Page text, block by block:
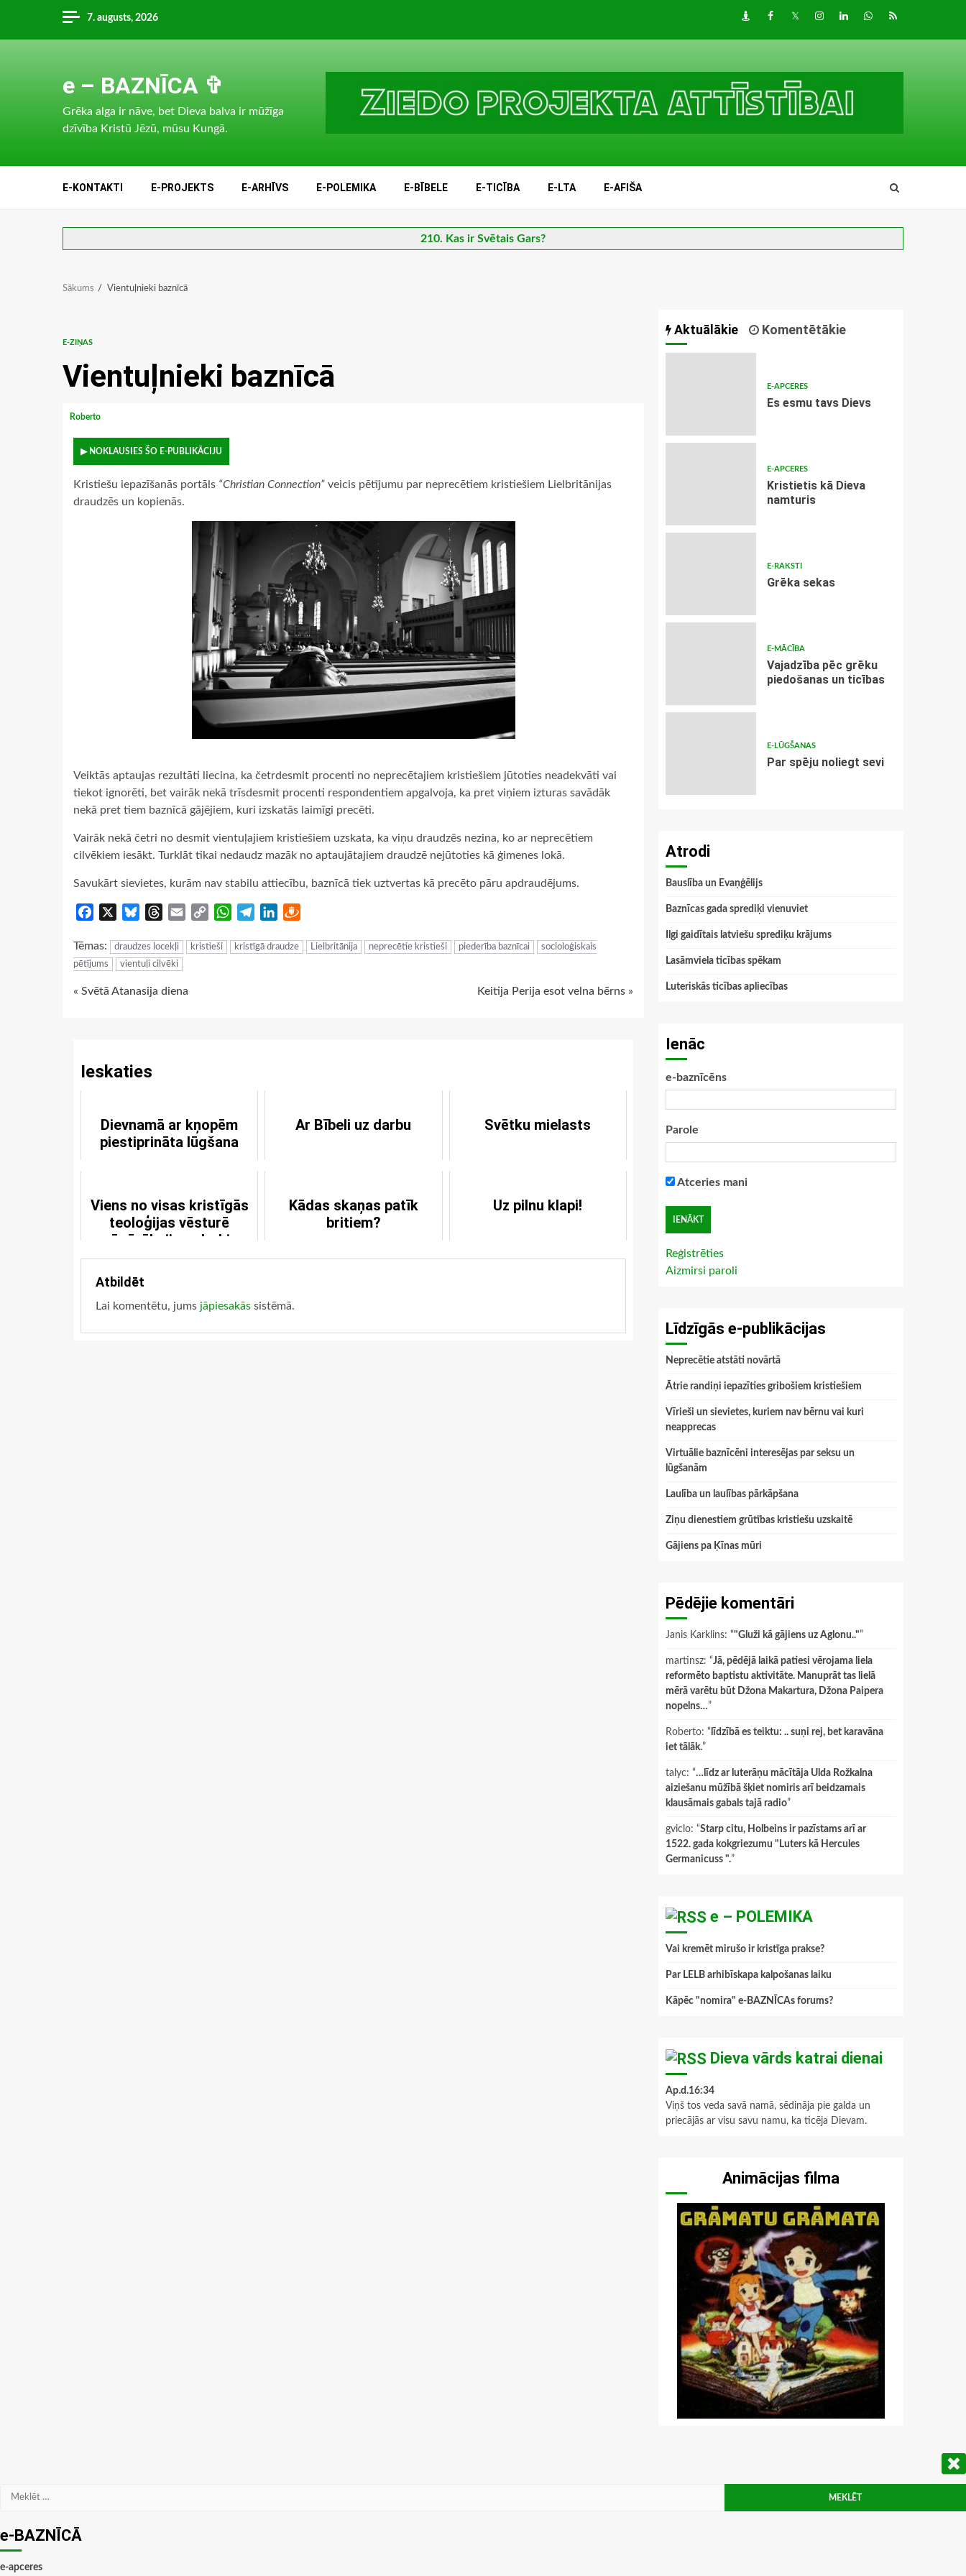
content
7. augusts, 2026 DraugiemFacebook
TwitterInstagram
LinkedInwhatsapp
RSS
e – BAZNĪCA ✞
Grēka alga ir nāve, bet Dieva balva ir mūžīga
dzīvība Kristū Jēzū, mūsu Kungā.
E-KONTAKTI E-PROJEKTS E-ARHĪVS E-POLEMIKA E-BĪBELE E-TICĪBA E-LTA E-AFIŠA
210. Kas ir Svētais Gars?
Sākums Vientuļnieki baznīcā
E-ZIŅAS
Vientuļnieki baznīcā
Roberto
▶ NOKLAUSIES ŠO E-PUBLIKĀCIJU
Kristiešu iepazīšanās portāls “Christian Connection” veicis pētījumu par neprecētiem kristiešiem Lielbritānijas
draudzēs un kopienās.
Veiktās aptaujas rezultāti liecina, ka četrdesmit procenti no neprecētajiem kristiešiem jūtoties neadekvāti vai
tiekot ignorēti, bet vairāk nekā trīsdesmit procenti respondentiem apgalvoja, ka pret viņiem izturas savādāk
nekā pret tiem baznīcā gājējiem, kuri izskatās laimīgi precēti.
Vairāk nekā četri no desmit vientuļajiem kristiešiem uzskata, ka viņu draudzēs nezina, ko ar neprecētiem
cilvēkiem iesākt. Turklāt tikai nedaudz mazāk no aptaujātajiem draudzē nejūtoties kā ģimenes lokā.
Savukārt sievietes, kurām nav stabilu attiecību, baznīcā tiek uztvertas kā precēto pāru apdraudējums.
Facebook BlueskyThreads
Email
Copy
WhatsApp
TelegramLinkedIn
Tēmas: draudzes locekļi kristieši kristīgā draudze Lielbritānija neprecētie kristieši piederība baznīcai
socioloģiskais
pētījums
vientuļi cilvēki
Continue
« Svētā Atanasija diena Keitija Perija esot velna bērns »
Ieskaties
Dievnamā ar kņopēm
piestiprināta lūgšana
Ar Bībeli uz darbu Svētku mielasts
Viens no visas kristīgās
teoloģijas vēsturē
nozīmīgākajiem darbiem
Kādas skaņas patīk
britiem?
Uz pilnu klapi!
Atbildēt
Lai komentētu, jums jāpiesakās sistēmā.
Aktuālākie Komentētākie
E-APCERES
Es esmu tavs Dievs
E-APCERES
Kristietis kā Dieva
namturis
E-RAKSTI
Grēka sekas
E-MĀCĪBA
Vajadzība pēc grēku
piedošanas un ticības
E-LŪGŠANAS
Par spēju noliegt sevi
Atrodi
Bauslība un Evaņģēlijs
Baznīcas gada sprediķi vienuviet
Ilgi gaidītais latviešu sprediķu krājums
Lasāmviela ticības spēkam
Luteriskās ticības apliecības
Ienāc
e-baznīcēns
Parole
Atceries mani
Reģistrēties
Aizmirsi paroli
Līdzīgās e-publikācijas
Neprecētie atstāti novārtā
Ātrie randiņi iepazīties gribošiem kristiešiem
Vīrieši un sievietes, kuriem nav bērnu vai kuri
neapprecas
Virtuālie baznīcēni interesējas par seksu un
lūgšanām
Laulība un laulības pārkāpšana
Ziņu dienestiem grūtības kristiešu uzskaitē
Gājiens pa Ķīnas mūri
Pēdējie komentāri
Janis Karklins: “"Gluži kā gājiens uz Aglonu.."”
martinsz: “Jā, pēdējā laikā patiesi vērojama liela
reformēto baptistu aktivitāte. Manuprāt tas lielā
mērā varētu būt Džona Makartura, Džona Paipera
nopelns…”
Roberto: “ līdzībā es teiktu: .. suņi rej, bet karavāna
iet tālāk.”
talyc: “…līdz ar luterāņu mācītāja Ulda Rožkalna
aiziešanu mūžībā šķiet nomiris arī beidzamais
klausāmais gabals tajā radio”
gviclo: “Starp citu, Holbeins ir pazīstams arī ar
1522. gada kokgriezumu "Luters kā Hercules
Germanicuss ".”
e – POLEMIKA
Vai kremēt mirušo ir kristīga prakse?
Par LELB arhibīskapa kalpošanas laiku
Kāpēc "nomira" e-BAZNĪCAs forums?
Dieva vārds katrai dienai
Ap.d.16:34
Viņš tos veda savā namā, sēdināja pie galda un
priecājās ar visu savu namu, ka ticēja Dievam.
Animācijas filma
Meklēt:
e-BAZNĪCĀ
e-apceres